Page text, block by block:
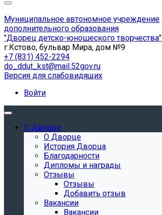
Муниципальное автономное учреждение
дополнительного образования
"Дворец детско-юношеского творчества"
г.Кстово, бульвар Мира, дом №9
+7 (831) 452-2294
do_ddut_kst@mail.52gov.ru
Версия для слабовидящих
Войти
О Дворце
О Дворце
История Дворца
Благодарности
Дипломы и награды
Отзывы
Отзывы
Добавить отзыв
Вакансии
Вакансии